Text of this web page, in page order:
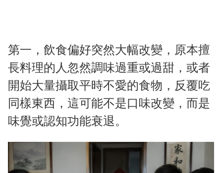
第一，飲食偏好突然大幅改變，原本擅
長料理的人忽然調味過重或過甜，或者
開始大量攝取平時不愛的食物，反覆吃
同樣東西，這可能不是口味改變，而是
味覺或認知功能衰退。